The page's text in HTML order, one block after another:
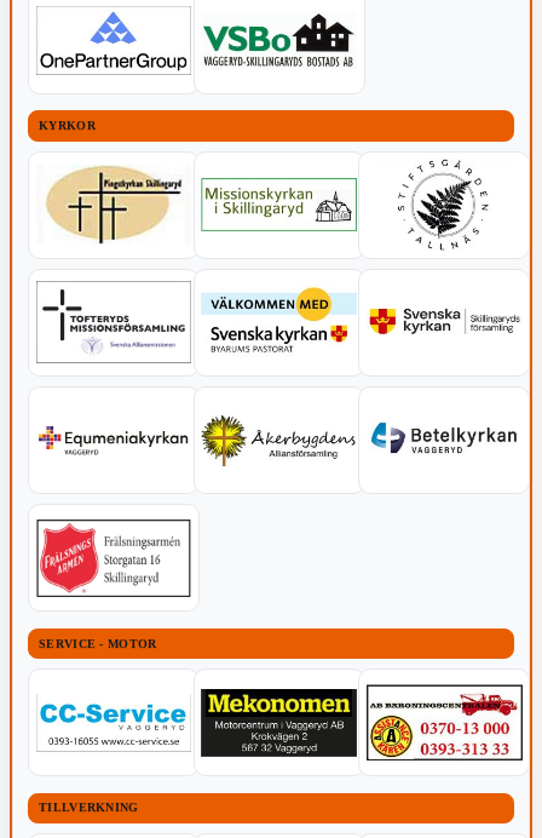
KYRKOR
SERVICE - MOTOR
TILLVERKNING